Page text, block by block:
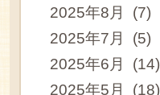
2025年8月 (7)
2025年7月 (5)
2025年6月 (14)
2025年5月 (18)